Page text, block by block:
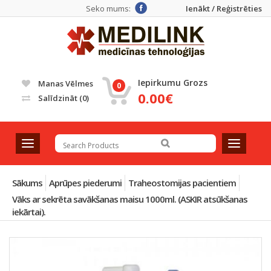
Ienākt / Reģistrēties
Seko mums:
Manas Vēlmes
Salīdzināt (0)
0 Iepirkumu Grozs
0.00€
T
o
g
g
e
n
T
o
g
g
e
n
Sākums Aprūpes piederumi Traheostomijas pacientiem
Vāks ar sekrēta savākšanas maisu 1000ml. (ASKIR atsūkšanas
iekārtai).